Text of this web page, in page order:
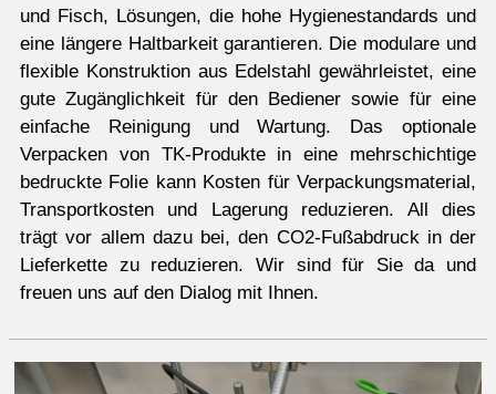
und Fisch, Lösungen, die hohe Hygienestandards und
eine längere Haltbarkeit garantieren. Die modulare und
flexible Konstruktion aus Edelstahl gewährleistet, eine
gute Zugänglichkeit für den Bediener sowie für eine
einfache Reinigung und Wartung. Das optionale
Verpacken von TK-Produkte in eine mehrschichtige
bedruckte Folie kann Kosten für Verpackungsmaterial,
Transportkosten und Lagerung reduzieren. All dies
trägt vor allem dazu bei, den CO2-Fußabdruck in der
Lieferkette zu reduzieren. Wir sind für Sie da und
freuen uns auf den Dialog mit Ihnen.